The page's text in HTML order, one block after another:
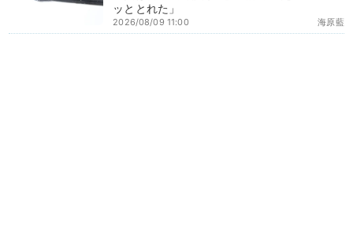
ッととれた」
海原藍
2026/08/09 11:00